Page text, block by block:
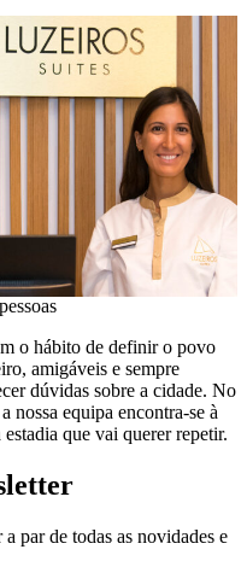
o hábito de definir o povo
amigáveis e sempre
dúvidas sobre a cidade. No
nossa equipa encontra-se à
que vai querer repetir.
par de todas as novidades e